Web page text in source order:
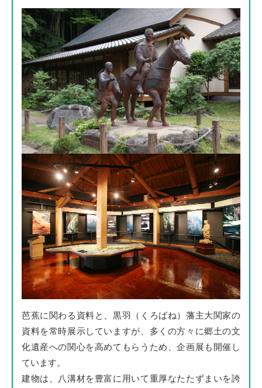
芭蕉に関わる資料と、黒羽（くろばね）藩主大関家の
資料を常時展示していますが、多くの方々に郷土の文
化遺産への関心を高めてもらうため、企画展も開催し
ています。
建物は、八溝材を豊富に用いて重厚なたたずまいを誇